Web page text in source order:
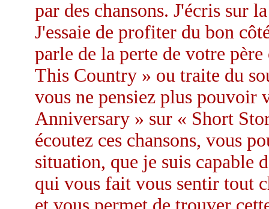
par des chansons. J'écris sur
J'essaie de profiter du bon
parle de la perte de votre
This Country » ou traite du
vous ne pensiez plus pouvoir
Anniversary » sur « Short
écoutez ces chansons, vous
situation, que je suis
qui vous fait vous sentir tout